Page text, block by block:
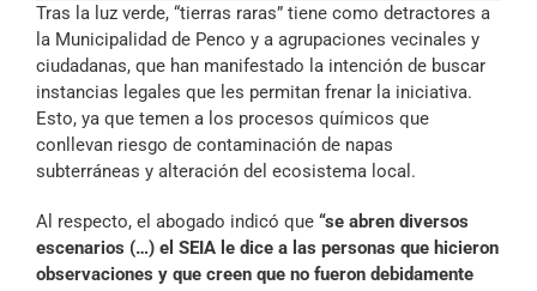
audio
Tras la luz verde, “tierras raras” tiene como detractores a
la Municipalidad de Penco y a agrupaciones vecinales y
ciudadanas, que han manifestado la intención de buscar
instancias legales que les permitan frenar la iniciativa.
Esto, ya que temen a los procesos químicos que
conllevan riesgo de contaminación de napas
subterráneas y alteración del ecosistema local.
Al respecto, el abogado indicó que “se abren diversos
escenarios (…) el SEIA le dice a las personas que hicieron
observaciones y que creen que no fueron debidamente